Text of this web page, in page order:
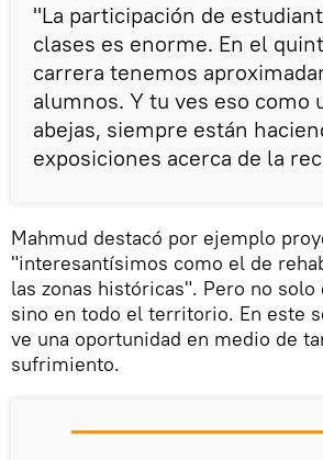
"La participación de
clases es enorme. En el
carrera tenemos
alumnos. Y tu ves eso como
abejas, siempre están
exposiciones acerca de la
Mahmud destacó por ejemplo
"interesantísimos como el de
las zonas históricas". Pero no
sino en todo el territorio. En este
ve una oportunidad en medio de
sufrimiento.